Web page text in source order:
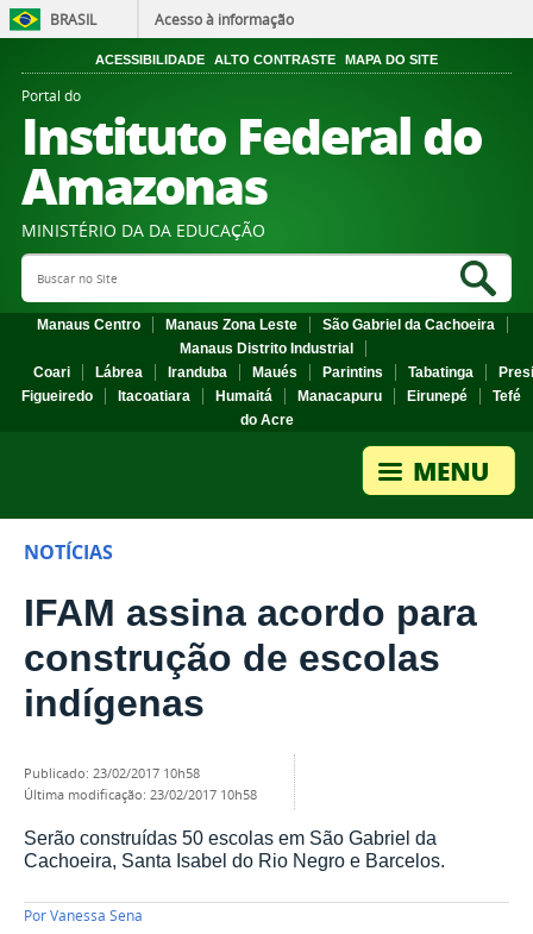
BRASIL Acesso à informação
ACESSIBILIDADE ALTO CONTRASTE MAPA DO SITE
Portal do
Instituto Federal do
Amazonas
MINISTÉRIO DA DA EDUCAÇÃO
Search Site
Manaus Centro Manaus Zona Leste
São Gabriel da Cachoeira
Manaus Distrito Industrial
Coari
Lábrea Iranduba Maués Parintins Tabatinga
Figueiredo
Itacoatiara Humaitá Manacapuru Eirunepé
Tefé
do Acre
NOTÍCIAS
IFAM assina acordo para
construção de escolas
indígenas
publicado: 23/02/2017 10h58
última modificação: 23/02/2017 10h58
Serão construídas 50 escolas em São Gabriel da
Cachoeira, Santa Isabel do Rio Negro e Barcelos.
PorVanessa Sena